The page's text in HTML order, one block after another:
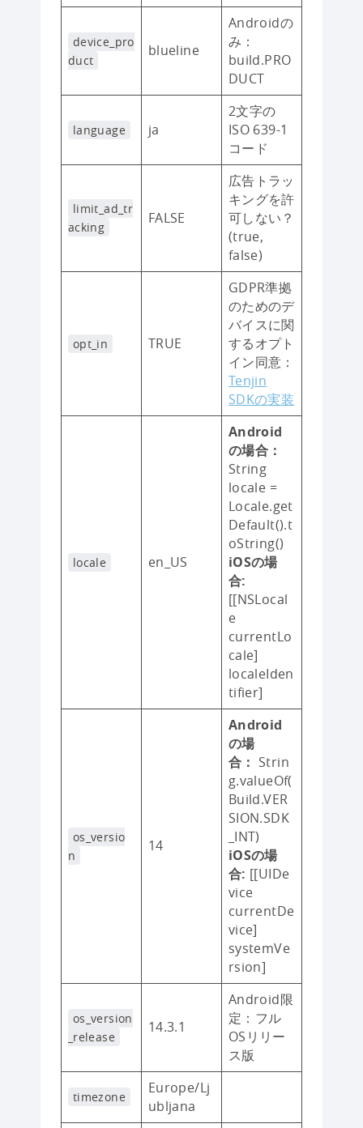
device_pro
duct
blueline
Androidの
み：
build.PRO
DUCT
language ja
2文字の
ISO 639-1
コード
limit_ad_tr
acking
FALSE
広告トラッ
キングを許
可しない？
(true,
false)
opt_in TRUE
GDPR準拠
のためのデ
バイスに関
するオプト
イン同意：
Tenjin
SDKの実装
locale en_US
Android
の場合：
String
locale =
Locale.get
Default().t
oString()
iOSの場
合:
[[NSLocal
e
currentLo
cale]
localeIden
tifier]
os_versio
n
14
Android
の場
合： Strin
g.valueOf(
Build.VER
SION.SDK
_INT)
iOSの場
合: [[UIDe
vice
currentDe
vice]
systemVe
rsion]
os_version
_release
14.3.1
Android限
定：フル
OSリリー
ス版
timezone
Europe/Lj
ubljana